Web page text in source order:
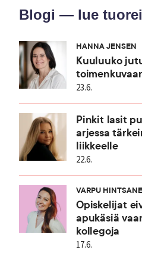
Blogi — lue
HANNA JENSEN
Kuuluuko
23.6.
Pinkit lasit
arjessa
liikkeelle
22.6.
VARPU
Opiskelijat
apukäsiä
kollegoja
17.6.